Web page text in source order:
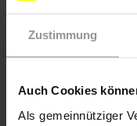
Zustimmung
Auch Cookies
Als gemeinnütziger
Das Amnesty-Briefing
www.amnesty.at
als